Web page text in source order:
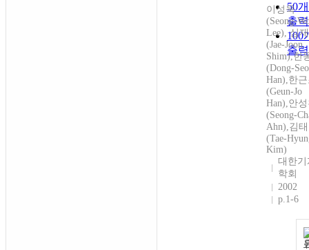
50
출력
100
출력
이성욱
(Seong-
Lee), 심
(Jae-Joon
Shim),한
(Dong-
Han),한
(Geun-Jo
Han),안
(Seong-
Ahn),김
(Tae-
Kim)
대한기
학회
2002
p.1-6